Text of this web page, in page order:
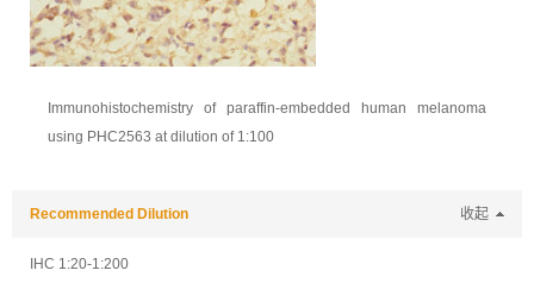
Immunohistochemistry of paraffin-embedded human melanoma
using PHC2563 at dilution of 1:100
Recommended Dilution 收起
IHC 1:20-1:200